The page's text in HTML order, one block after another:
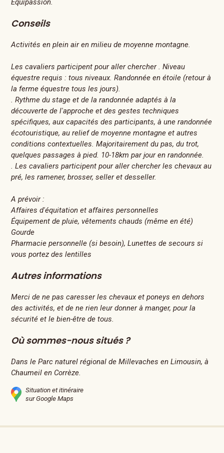
Conseils
Activités en plein air en milieu de moyenne montagne.
Les cavaliers participent pour aller chercher . Niveau
équestre requis : tous niveaux. Randonnée en étoile (retour à
la ferme équestre tous les jours).
. Rythme du stage et de la randonnée adaptés à la
découverte de l'approche et des gestes techniques
spécifiques, aux capacités des participants, à une randonnée
écotouristique, au relief de moyenne montagne et autres
conditions contextuelles. Majoritairement du pas, du trot,
quelques passages à pied. 10-18km par jour en randonnée.
. Les cavaliers participent pour aller chercher les chevaux au
pré, les ramener, brosser, seller et desseller.
A prévoir :
Affaires d'équitation et affaires personnelles
Équipement de pluie, vêtements chauds (même en été)
Gourde
Pharmacie personnelle (si besoin), Lunettes de secours si
vous portez des lentilles
Autres informations
Merci de ne pas caresser les chevaux et poneys en dehors
des activités, et de ne rien leur donner à manger, pour la
sécurité et le bien-être de tous.
Où sommes-nous situés ?
Dans le Parc naturel régional de Millevaches en Limousin, à
Chaumeil en Corrèze.
Situation et itinéraire
sur Google Maps